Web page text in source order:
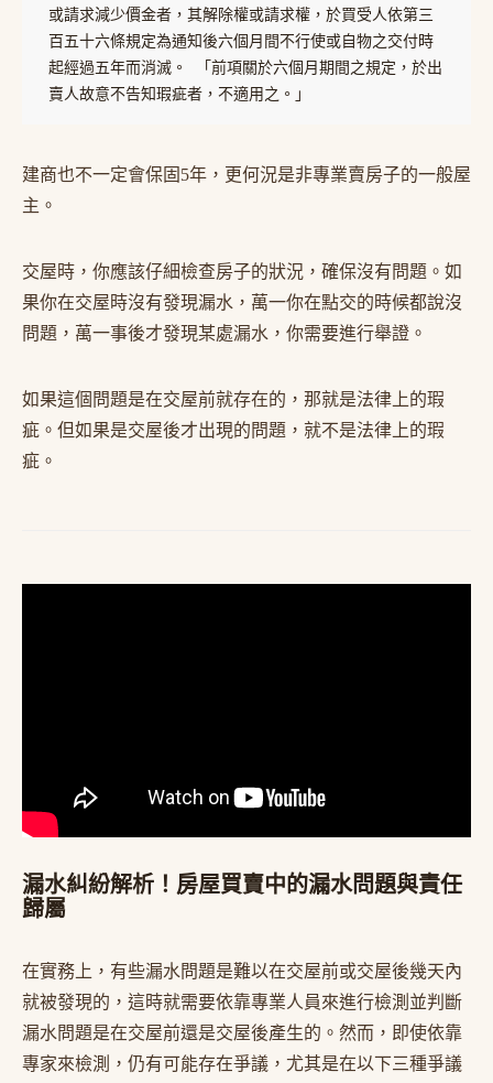
或請求減少價金者，其解除權或請求權，於買受人依第三
百五十六條規定為通知後六個月間不行使或自物之交付時
起經過五年而消滅。 「前項關於六個月期間之規定，於出
賣人故意不告知瑕疵者，不適用之。」
建商也不一定會保固5年，更何況是非專業賣房子的一般屋
主。
交屋時，你應該仔細檢查房子的狀況，確保沒有問題。如
果你在交屋時沒有發現漏水，萬一你在點交的時候都說沒
問題，萬一事後才發現某處漏水，你需要進行舉證。
如果這個問題是在交屋前就存在的，那就是法律上的瑕
疵。但如果是交屋後才出現的問題，就不是法律上的瑕
疵。
漏水糾紛解析！房屋買賣中的漏水問題與責任
歸屬
在實務上，有些漏水問題是難以在交屋前或交屋後幾天內
就被發現的，這時就需要依靠專業人員來進行檢測並判斷
漏水問題是在交屋前還是交屋後產生的。然而，即使依靠
專家來檢測，仍有可能存在爭議，尤其是在以下三種爭議